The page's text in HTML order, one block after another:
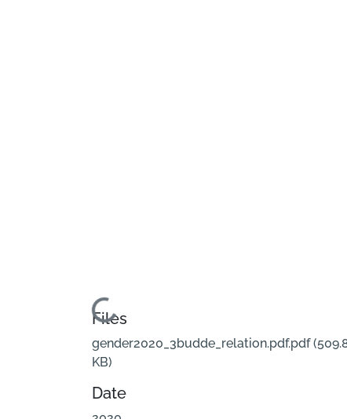
Loading...
Files
gender2020_3budde_relation.pdf.pdf
KB)
Date